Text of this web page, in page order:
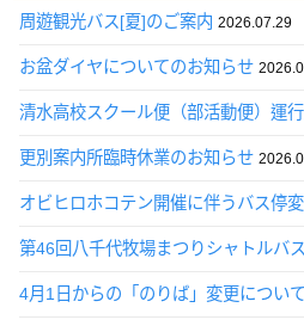
周遊観光バス[夏]のご案内 2026.07.29
お盆ダイヤについてのお知らせ
清水高校スクール便（部活動便）運
更別案内所臨時休業のお知らせ
オビヒロホコテン開催に伴うバス停
第46回八千代牧場まつりシャトルバ
4月1日からの「のりば」変更について